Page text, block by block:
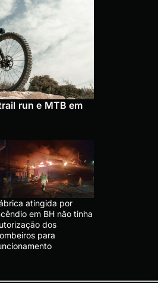
run e MTB em
atingida por
em BH não tinha
dos
para